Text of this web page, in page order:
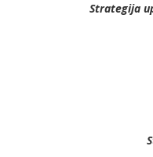
Strategija